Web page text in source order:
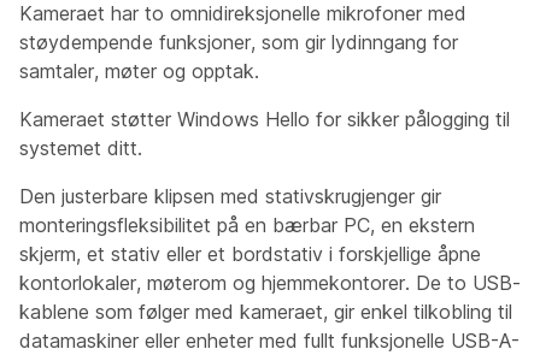
Kameraet har to omnidireksjonelle mikrofoner med
støydempende funksjoner, som gir lydinngang for
samtaler, møter og opptak.
Kameraet støtter Windows Hello for sikker pålogging til
systemet ditt.
Den justerbare klipsen med stativskrugjenger gir
monteringsfleksibilitet på en bærbar PC, en ekstern
skjerm, et stativ eller et bordstativ i forskjellige åpne
kontorlokaler, møterom og hjemmekontorer. De to USB-
kablene som følger med kameraet, gir enkel tilkobling til
datamaskiner eller enheter med fullt funksjonelle USB-A-